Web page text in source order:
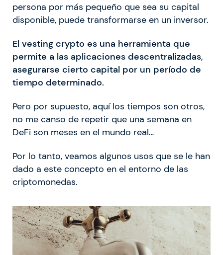
persona por más pequeño que sea su capital
disponible, puede transformarse en un inversor.
El vesting crypto es una herramienta que
permite a las aplicaciones descentralizadas,
asegurarse cierto capital por un período de
tiempo determinado.
Pero por supuesto, aquí los tiempos son otros,
no me canso de repetir que una semana en
DeFi son meses en el mundo real…
Por lo tanto, veamos algunos usos que se le han
dado a este concepto en el entorno de las
criptomonedas.